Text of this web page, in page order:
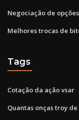
Negociação de
Melhores trocas de
Tags
Cotação da ação vsar
Quantas onças troy